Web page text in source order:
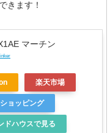
きます！
マーチン
楽天市場
ョッピング
ドハウスで見る